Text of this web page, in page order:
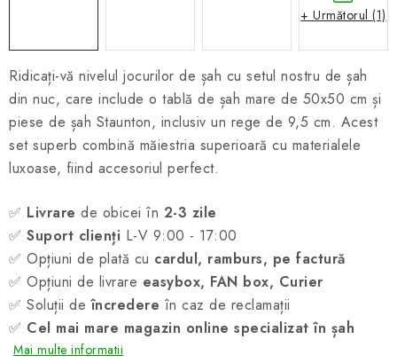
Ridicați-vă nivelul jocurilor de șah cu setul nostru de șah
din nuc, care include o tablă de șah mare de 50x50 cm și
piese de șah Staunton, inclusiv un rege de 9,5 cm. Acest
set superb combină măiestria superioară cu materialele
luxoase, fiind accesoriul perfect.
✅ Livrare de obicei în 2-3 zile
✅ Suport clienți L-V 9:00 - 17:00
✅ Opțiuni de plată cu cardul, ramburs, pe factură
✅ Opțiuni de livrare easybox, FAN box, Curier
✅ Soluții deîncredere în caz de reclamații
✅ Cel mai mare magazin online specializat în șah
Mai multe informatii
+ Următorul (1)